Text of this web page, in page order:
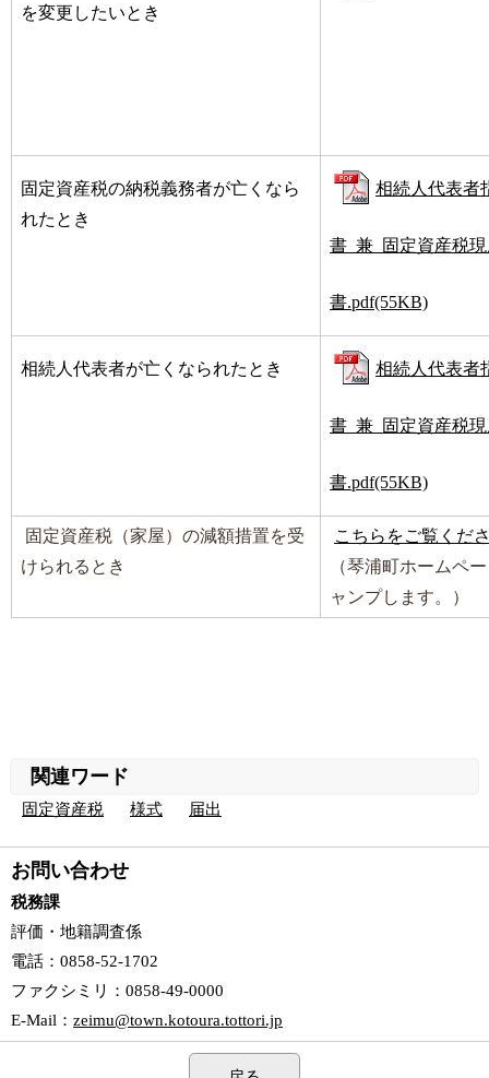
を変更したいとき
固定資産税の納税義務者が亡くなら
れたとき
相続人代表者
書_兼_固定資産税
書.pdf(55KB)
相続人代表者が亡くなられたとき 相続人代表者
書_兼_固定資産税
書.pdf(55KB)
固定資産税（家屋）の減額措置を受
けられるとき
こちらをご覧くだ
（琴浦町ホームペ
ャンプします。）
関連ワード
固定資産税 様式 届出
お問い合わせ
税務課
評価・地籍調査係
電話 ：0858-52-1702
ファクシミリ
：0858-49-0000
E-Mail ： zeimu@town.kotoura.tottori.jp